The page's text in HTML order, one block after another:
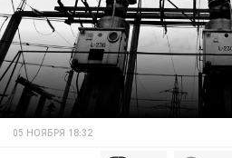
05 НОЯБРЯ 18:32